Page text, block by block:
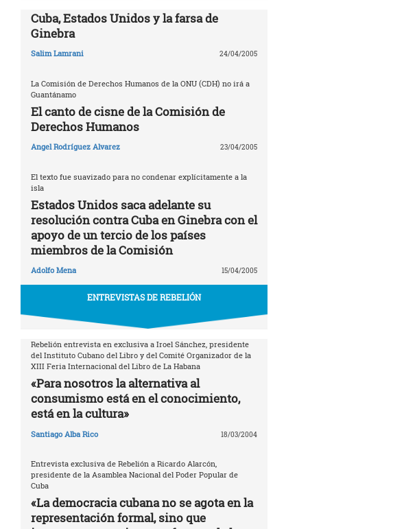
Cuba, Estados Unidos y la farsa de
Ginebra
Salim Lamrani 24/04/2005
La Comisión de Derechos Humanos de la ONU (CDH) no irá a
Guantánamo
El canto de cisne de la Comisión de
Derechos Humanos
Angel Rodríguez Alvarez 23/04/2005
El texto fue suavizado para no condenar explícitamente a la
isla
Estados Unidos saca adelante su
resolución contra Cuba en Ginebra con el
apoyo de un tercio de los países
miembros de la Comisión
Adolfo Mena 15/04/2005
ENTREVISTAS DE REBELIÓN
Rebelión entrevista en exclusiva a Iroel Sánchez, presidente
del Instituto Cubano del Libro y del Comité Organizador de la
XIII Feria Internacional del Libro de La Habana
«Para nosotros la alternativa al
consumismo está en el conocimiento,
está en la cultura»
Santiago Alba Rico 18/03/2004
Entrevista exclusiva de Rebelión a Ricardo Alarcón,
presidente de la Asamblea Nacional del Poder Popular de
Cuba
«La democracia cubana no se agota en la
representación formal, sino que